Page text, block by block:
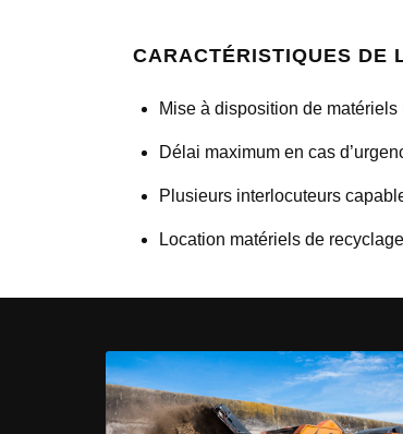
CARACTÉRISTIQUES DE
Mise à disposition de
Délai maximum en cas
Plusieurs interlocuteurs
Location matériels de